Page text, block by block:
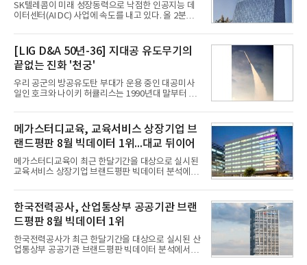
SK텔레콤이 미래 성장동력으로 낙점한 인공지능 데
이터센터(AI DC) 사업에 속도를 내고 있다. 올 2분기
는 2035년까지 총 15GW(기가와트) 규모의 AI DC를
구축하겠다는 대형 청사진을 제시하면서다. 이에 따
라 경쟁 구도 역시 이동통신사인 KT, LG유플러스를
넘어 네이버, 삼성SDS 등 IT 인프라 기업으로 확장되
고 있다.7일 SK텔레콤에 따르면 회사는 올해 2분기
연결 기준 매출 4조 3591억원, 영업이익 5660억원을
기록했다. 매출은 전년 동기 대비 0.5%, 영업이익은
따른 기저효과가 실
[LIG D&A 50년-36] 지대공 유도무기의
끝없는 진화 '천궁'
우리 공군의 방공유도탄 부대가 운용 중인 대공미사
일인 호크와 나이키 허큘리스는 1990년대 말부터 성
기존 미사일체계를 대체할 중고도 및 중거리 대공미
사일을 개발하기로 결정했다.처음 KM-SAM 사업으로
불린 이 사업의 명칭은 호크(Iron Hawk, 철매)를 대체
한다는 의미에서 ‘철매Ⅱ’ 로 정해졌다. 철매Ⅱ 개발
사업은 미사일체계 완성 후인 2011년 ‘천궁(天弓)’으
로 다시 장비명이 바뀌었다. 17개 업체와 관련 기관이
참여한 가운데 LIG 넥스원은 탐색 개발에서 체계개발
인 천궁
메가스터디교육, 교육서비스 상장기업 브
랜드평판 8월 빅데이터 1위...대교 뒤이어
메가스터디교육이 최근 한달기간을 대상으로 실시된
교육서비스 상장기업 브랜드평판 빅데이터 분석에서
일 한국기업평판연구소(소장 구창환)는 국내 교육서
비스 상장기업 브랜드를 대상으로 지난 7월 7일부터
8월 7일까지 수집된 소비자 빅데이터 10,074,233건
을 분석한 결과, 메가스터디교육이 브랜드평판지수
1,710,926을 기록하며 8월 1위에 올랐다고 밝혔다.
분석에 활용된 빅데이터는 지난 7월(9,491,206건) 대
비 6.14% 증가한 수치로, 교육서비스 상장기업 브랜
한국전력공사, 산업통상부 공공기관 브랜
드평판 8월 빅데이터 1위
한국전력공사가 최근 한달기간을 대상으로 실시된 산
업통상부 공공기관 브랜드평판 빅데이터 분석에서 1